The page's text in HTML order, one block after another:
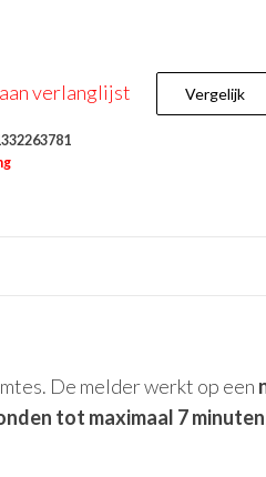
verlanglijst Vergelijk
De melder werkt op een
tot maximaal 7 minuten